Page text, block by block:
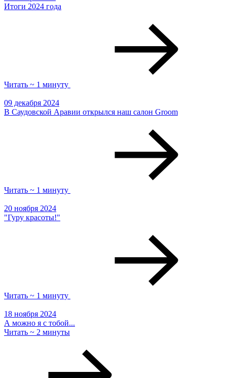
Итоги 2024 года
Читать ~ 1 минуту
09 декабря 2024
В Саудовской Аравии открылся наш салон Groom
Читать ~ 1 минуту
20 ноября 2024
"Гуру красоты!"
Читать ~ 1 минуту
18 ноября 2024
А можно я с тобой...
Читать ~ 2 минуты